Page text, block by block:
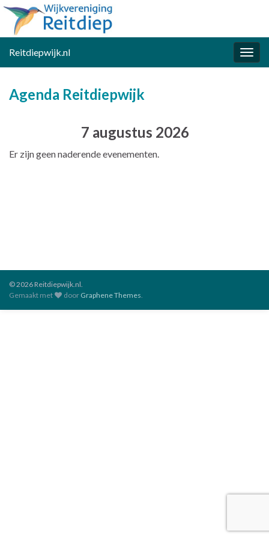
Reitdiepwijk.nl
Agenda Reitdiepwijk
7 augustus 2026
Er zijn geen naderende evenementen.
© 2026 Reitdiepwijk.nl.
Gemaakt met
door Graphene Themes.